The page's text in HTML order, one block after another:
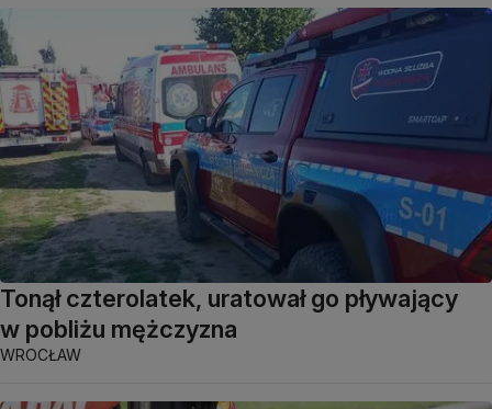
Tonął czterolatek, uratował go pływający
w pobliżu mężczyzna
WROCŁAW